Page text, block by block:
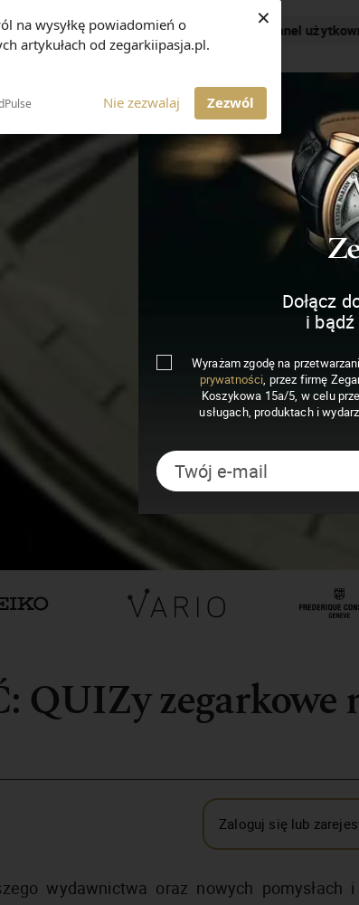
na wysyłkę powiadomień o
artykułach od zegarkiipasja.pl.
Nie zezwalaj Zezwól
×
MAGAZYN ZEGARKI I
QUIZy zegarkowe
Zaloguj się lub
wydawnictwa oraz nowych pomysłach
Dołącz
i
Wyrażam zgodę na
prywatności, przez firmę
Koszykowa 15a/5, w celu
usługach, produktach i